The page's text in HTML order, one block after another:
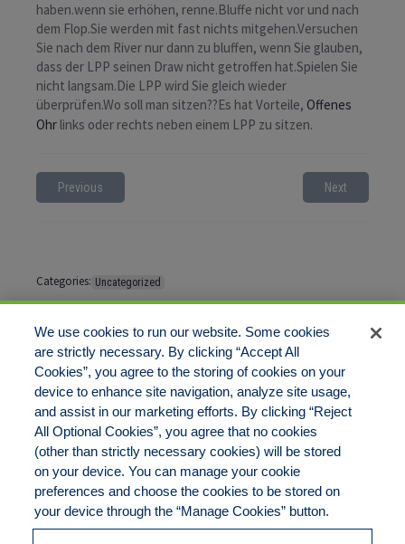
haben.wenn sie erhöhen, renne.Bluffe nicht vor und nach
dem Flop.Sie werden mit fast nichts mitgehen.Versuchen
Sie nach dem River nur dann zu bluffen, wenn Sie glauben,
dass der LPP seinen Draw nicht getroffen hat.Spielen Sie
nicht langsam.Die LPP wird Sie gleich wieder
überprüfen.Wo soll man sitzen??Es hat Vorteile, Offenes
Ohr links oder rechts neben einem LPP zu sitzen.
Previous Next
Categories: Uncategorized
Tags:
Comments are closed
DisclaimerLegal Notices Your Privacy Rights
Do Not Sell/Share/Limit DisclosureManage CookiesCookies Policy
We use cookies to run our website. Some cookies
are strictly necessary. By clicking “Accept All
Cookies”, you agree to the storing of cookies on your
device to enhance site navigation, analyze site usage,
and assist in our marketing efforts. By clicking “Reject
All Optional Cookies”, you agree that no cookies
(other than strictly necessary cookies) will be stored
on your device. You can manage your cookie
preferences and choose the cookies to be stored on
your device through the “Manage Cookies” button.